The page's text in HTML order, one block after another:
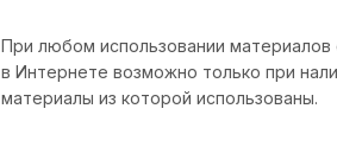
При любом использовании материалов
в Интернете возможно только при
материалы из которой использованы.